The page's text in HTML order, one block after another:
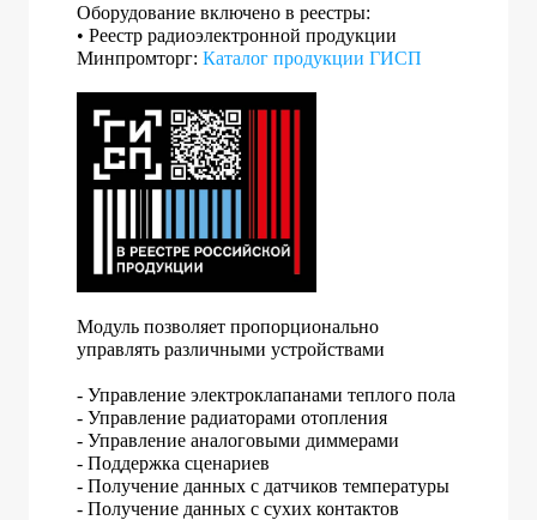
Оборудование включено в реестры:
• Реестр радиоэлектронной продукции
Минпромторг: Каталог продукции ГИСП
Модуль позволяет пропорционально
управлять различными устройствами
- Управление электроклапанами теплого пола
- Управление радиаторами отопления
- Управление аналоговыми диммерами
- Поддержка сценариев
- Получение данных с датчиков температуры
- Получение данных с сухих контактов